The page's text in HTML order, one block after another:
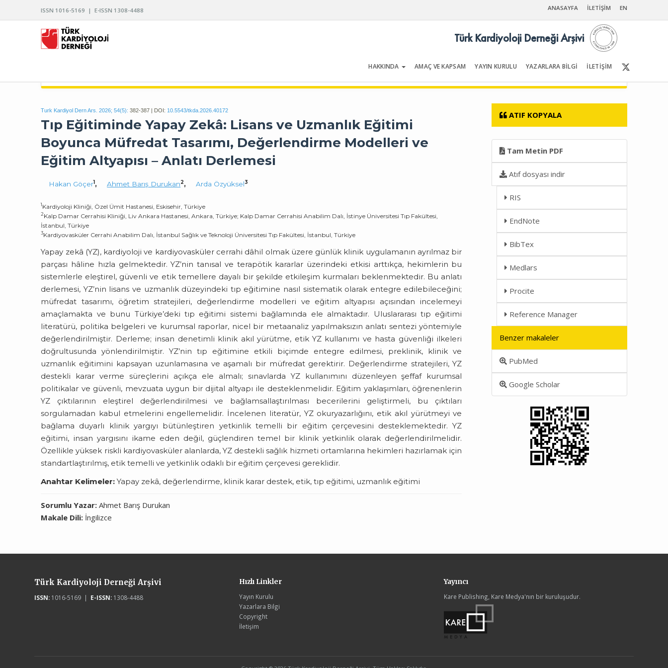
ISSN 1016-5169 | E-ISSN 1308-4488 ANASAYFA İLETİŞİM EN
HAKKINDA AMAÇ VE KAPSAM YAYIN KURULU YAZARLARA BİLGİ İLETİŞİM
Türk Kardiyoloji Derneği Arşivi
Turk Kardiyol Dern Ars. 2026; 54(5): 382-387 | DOI: 10.5543/tkda.2026.40172
Tıp Eğitiminde Yapay Zekâ: Lisans ve Uzmanlık Eğitimi
Boyunca Müfredat Tasarımı, Değerlendirme Modelleri ve
Eğitim Altyapısı – Anlatı Derlemesi
Hakan Göçer1, Ahmet Barış Durukan2, Arda Özyüksel3
1Kardiyoloji Kliniği, Özel Ümit Hastanesi, Eskisehir, Türkiye
2Kalp Damar Cerrahisi Kliniği, Liv Ankara Hastanesi, Ankara, Türkiye; Kalp Damar Cerrahisi Anabilim Dalı, İstinye Üniversitesi Tıp Fakültesi,
İstanbul, Türkiye
3Kardiyovasküler Cerrahi Anabilim Dalı, İstanbul Sağlık ve Teknoloji Üniversitesi Tıp Fakültesi, İstanbul, Türkiye
Yapay zekâ (YZ), kardiyoloji ve kardiyovasküler cerrahi dâhil olmak üzere günlük klinik uygulamanın ayrılmaz bir
parçası hâline hızla gelmektedir. YZ’nin tanısal ve terapötik kararlar üzerindeki etkisi arttıkça, hekimlerin bu
sistemlerle eleştirel, güvenli ve etik temellere dayalı bir şekilde etkileşim kurmaları beklenmektedir. Bu anlatı
derlemesi, YZ’nin lisans ve uzmanlık düzeyindeki tıp eğitimine nasıl sistematik olarak entegre edilebileceğini;
müfredat tasarımı, öğretim stratejileri, değerlendirme modelleri ve eğitim altyapısı açısından incelemeyi
amaçlamakta ve bunu Türkiye’deki tıp eğitimi sistemi bağlamında ele almaktadır. Uluslararası tıp eğitimi
literatürü, politika belgeleri ve kurumsal raporlar, nicel bir metaanaliz yapılmaksızın anlatı sentezi yöntemiyle
değerlendirilmiştir. Derleme; insan denetimli klinik akıl yürütme, etik YZ kullanımı ve hasta güvenliği ilkeleri
doğrultusunda yönlendirilmiştir. YZ’nin tıp eğitimine etkili biçimde entegre edilmesi, preklinik, klinik ve
uzmanlık eğitimini kapsayan uzunlamasına ve aşamalı bir müfredat gerektirir. Değerlendirme stratejileri, YZ
destekli karar verme süreçlerini açıkça ele almalı; sınavlarda YZ kullanımını düzenleyen şeffaf kurumsal
politikalar ve güvenli, mevzuata uygun bir dijital altyapı ile desteklenmelidir. Eğitim yaklaşımları, öğrenenlerin
YZ çıktılarının eleştirel değerlendirilmesi ve bağlamsallaştırılması becerilerini geliştirmeli, bu çıktıları
sorgulamadan kabul etmelerini engellemelidir. İncelenen literatür, YZ okuryazarlığını, etik akıl yürütmeyi ve
bağlama duyarlı klinik yargıyı bütünleştiren yetkinlik temelli bir eğitim çerçevesini desteklemektedir. YZ
eğitimi, insan yargısını ikame eden değil, güçlendiren temel bir klinik yetkinlik olarak değerlendirilmelidir.
Özellikle yüksek riskli kardiyovasküler alanlarda, YZ destekli sağlık hizmeti ortamlarına hekimleri hazırlamak için
standartlaştırılmış, etik temelli ve yetkinlik odaklı bir eğitim çerçevesi gereklidir.
Anahtar Kelimeler: Yapay zekâ, değerlendirme, klinik karar destek, etik, tıp eğitimi, uzmanlık eğitimi
Sorumlu Yazar:Ahmet Barış Durukan
Makale Dili: İngilizce
ATIF KOPYALA
Tam Metin PDF
Atıf dosyası indir
RIS
EndNote
BibTex
Medlars
Procite
Reference Manager
Benzer makaleler
PubMed
Google Scholar
Türk Kardiyoloji Derneği Arşivi
ISSN:1016-5169 | E-ISSN:1308-4488
Hızlı Linkler
Yayın Kurulu
Yazarlara Bilgi
Copyright
İletişim
Yayıncı
Kare Publishing, Kare Medya'nın bir kuruluşudur.